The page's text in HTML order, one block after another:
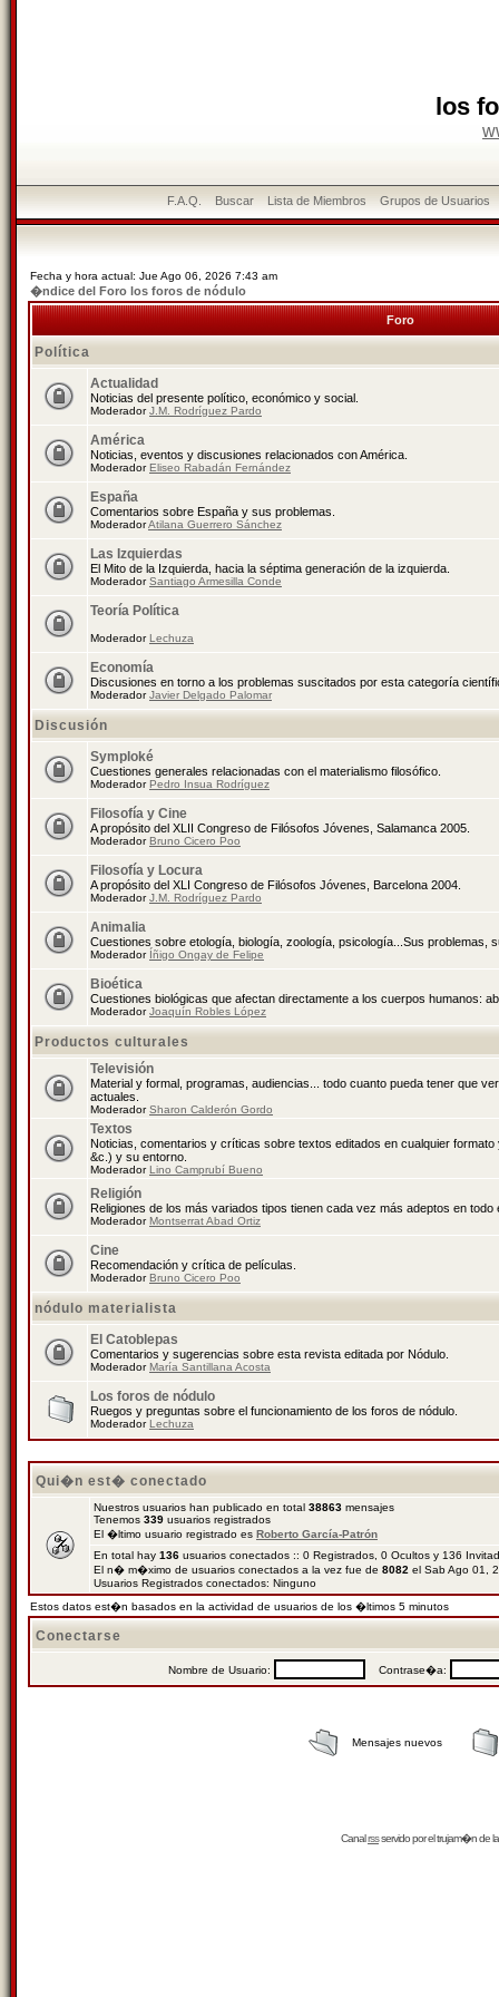
los
F.A.Q. Buscar Lista de Miembros Grupos de Usuarios
Fecha y hora actual: Jue Ago 06, 2026 7:43 am
�ndice del Foro los foros de nódulo
Foro
Política
Actualidad
Noticias del presente político, económico y social.
ModeradorJ.M. Rodríguez Pardo
América
Noticias, eventos y discusiones relacionados con América.
ModeradorEliseo Rabadán Fernández
España
Comentarios sobre España y sus problemas.
ModeradorAtilana Guerrero Sánchez
Las Izquierdas
El Mito de la Izquierda, hacia la séptima generación de la izquierda.
ModeradorSantiago Armesilla Conde
Teoría Política
ModeradorLechuza
Economía
Discusiones en torno a los problemas suscitados por esta categoría
ModeradorJavier Delgado Palomar
Discusión
Symploké
Cuestiones generales relacionadas con el materialismo filosófico.
ModeradorPedro Insua Rodríguez
Filosofía y Cine
A propósito del XLII Congreso de Filósofos Jóvenes, Salamanca 2005.
ModeradorBruno Cicero Poo
Filosofía y Locura
A propósito del XLI Congreso de Filósofos Jóvenes, Barcelona 2004.
ModeradorJ.M. Rodríguez Pardo
Animalia
Cuestiones sobre etología, biología, zoología, psicología...Sus problemas,
Moderador Íñigo Ongay de Felipe
Bioética
Cuestiones biológicas que afectan directamente a los cuerpos humanos:
ModeradorJoaquín Robles López
Productos culturales
Televisión
Material y formal, programas, audiencias... todo cuanto pueda tener que
actuales.
ModeradorSharon Calderón Gordo
Textos
Noticias, comentarios y críticas sobre textos editados en cualquier
&c.) y su entorno.
ModeradorLino Camprubí Bueno
Religión
Religiones de los más variados tipos tienen cada vez más adeptos en todo
ModeradorMontserrat Abad Ortiz
Cine
Recomendación y crítica de películas.
ModeradorBruno Cicero Poo
nódulo materialista
El Catoblepas
Comentarios y sugerencias sobre esta revista editada por Nódulo.
ModeradorMaría Santillana Acosta
Los foros de nódulo
Ruegos y preguntas sobre el funcionamiento de los foros de nódulo.
ModeradorLechuza
Qui�n est� conectado
Nuestros usuarios han publicado en total 38863 mensajes
Tenemos 339 usuarios registrados
El �ltimo usuario registrado es Roberto García-Patrón
En total hay 136 usuarios conectados :: 0 Registrados, 0 Ocultos y 136
El n� m�ximo de usuarios conectados a la vez fue de 8082 el Sab Ago 01,
Usuarios Registrados conectados: Ninguno
Estos datos est�n basados en la actividad de usuarios de los �ltimos 5 minutos
Conectarse
Nombre de Usuario: Contrase�a:
Mensajes nuevos
Canalrssservido por eltrujam�nde